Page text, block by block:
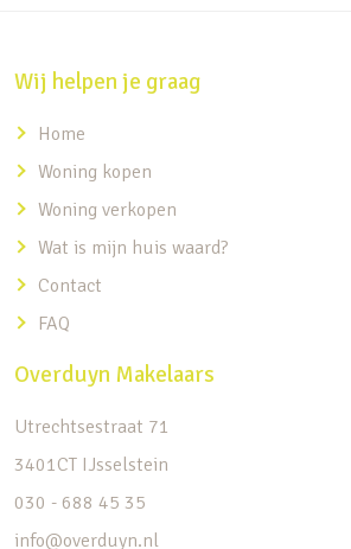
Wij helpen je graag
Home
Woning kopen
Woning verkopen
Wat is mijn huis waard?
Contact
FAQ
Overduyn Makelaars
Utrechtsestraat 71
3401CT IJsselstein
030 - 688 45 35
info@overduyn.nl